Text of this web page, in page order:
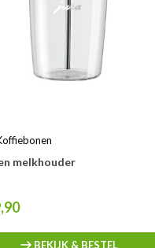
melkhouder
BEKIJK & BESTEL